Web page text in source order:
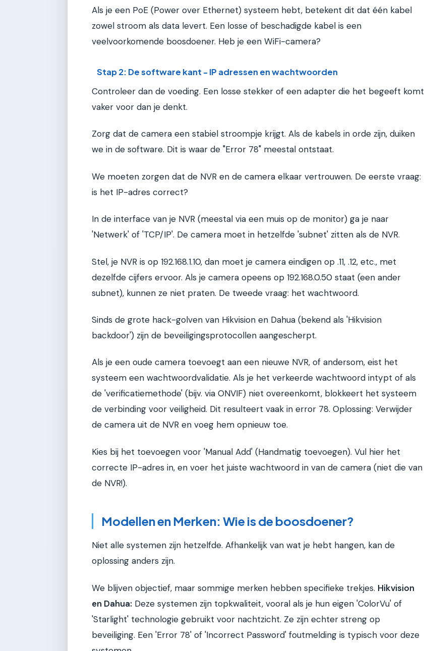
Als je een PoE (Power over Ethernet) systeem hebt, betekent dit dat één kabel
zowel stroom als data levert. Een losse of beschadigde kabel is een
veelvoorkomende boosdoener. Heb je een WiFi-camera?
Stap 2: De software kant - IP adressen en wachtwoorden
Controleer dan de voeding. Een losse stekker of een adapter die het begeeft komt
vaker voor dan je denkt.
Zorg dat de camera een stabiel stroompje krijgt. Als de kabels in orde zijn, duiken
we in de software. Dit is waar de "Error 78" meestal ontstaat.
We moeten zorgen dat de NVR en de camera elkaar vertrouwen. De eerste vraag:
is het IP-adres correct?
In de interface van je NVR (meestal via een muis op de monitor) ga je naar
'Netwerk' of 'TCP/IP'. De camera moet in hetzelfde 'subnet' zitten als de NVR.
Stel, je NVR is op 192.168.1.10, dan moet je camera eindigen op .11, .12, etc., met
dezelfde cijfers ervoor. Als je camera opeens op 192.168.0.50 staat (een ander
subnet), kunnen ze niet praten. De tweede vraag: het wachtwoord.
Sinds de grote hack-golven van Hikvision en Dahua (bekend als 'Hikvision
backdoor') zijn de beveiligingsprotocollen aangescherpt.
Als je een oude camera toevoegt aan een nieuwe NVR, of andersom, eist het
systeem een wachtwoordvalidatie. Als je het verkeerde wachtwoord intypt of als
de 'verificatiemethode' (bijv. via ONVIF) niet overeenkomt, blokkeert het systeem
de verbinding voor veiligheid. Dit resulteert vaak in error 78. Oplossing: Verwijder
de camera uit de NVR en voeg hem opnieuw toe.
Kies bij het toevoegen voor 'Manual Add' (Handmatig toevoegen). Vul hier het
correcte IP-adres in, en voer het juiste wachtwoord in van de camera (niet die van
de NVR!).
Modellen en Merken: Wie is de boosdoener?
Niet alle systemen zijn hetzelfde. Afhankelijk van wat je hebt hangen, kan de
oplossing anders zijn.
We blijven objectief, maar sommige merken hebben specifieke trekjes. Hikvision
en Dahua: Deze systemen zijn topkwaliteit, vooral als je hun eigen 'ColorVu' of
'Starlight' technologie gebruikt voor nachtzicht. Ze zijn echter streng op
beveiliging. Een 'Error 78' of 'Incorrect Password' foutmelding is typisch voor deze